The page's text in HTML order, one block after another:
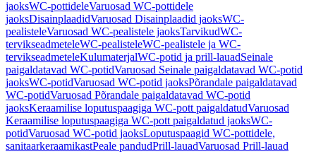
jaoksWC-pottideleVaruosad WC-pottidele
jaoksDisainplaadidVaruosad Disainplaadid jaoksWC-
pealisteleVaruosad WC-pealistele jaoksTarvikudWC-
tervikseadmeteleWC-pealisteleWC-pealistele ja WC-
tervikseadmeteleKulumaterjalWC-potid ja prill-lauadSeinale
paigaldatavad WC-potidVaruosad Seinale paigaldatavad WC-potid
jaoksWC-potidVaruosad WC-potid jaoksPõrandale paigaldatavad
WC-potidVaruosad Põrandale paigaldatavad WC-potid
jaoksKeraamilise loputuspaagiga WC-pott paigaldatudVaruosad
Keraamilise loputuspaagiga WC-pott paigaldatud jaoksWC-
potidVaruosad WC-potid jaoksLoputuspaagid WC-pottidele,
sanitaarkeraamikastPeale pandudPrill-lauadVaruosad Prill-lauad